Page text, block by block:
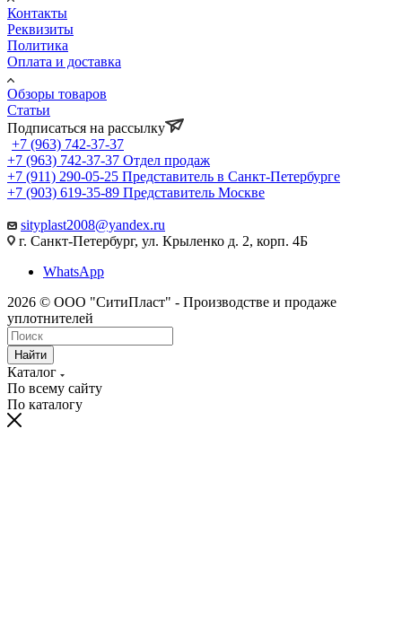
Контакты
Реквизиты
Политика
Оплата и доставка
Обзоры товаров
Статьи
Подписаться на рассылку
+7 (963) 742-37-37
+7 (963) 742-37-37 Отдел продаж
+7 (911) 290-05-25 Представитель в Санкт-Петербурге
+7 (903) 619-35-89 Представитель Москве
sityplast2008@yandex.ru
г. Санкт-Петербург, ул. Крыленко д. 2, корп. 4Б
WhatsApp
2026 © ООО "СитиПласт" - Производстве и продаже
уплотнителей
Найти
Каталог
По всему сайту
По каталогу